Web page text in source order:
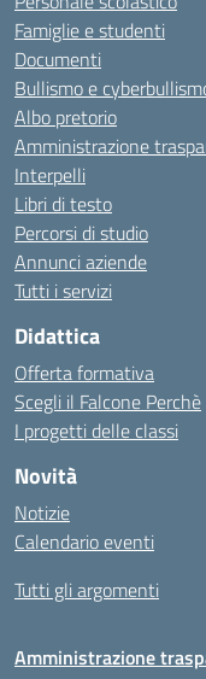
Famiglie e studenti
Documenti
Bullismo e
Albo pretorio
Amministrazione
Interpelli
Libri di testo
Percorsi di studio
Annunci aziende
Tutti i servizi
Didattica
Offerta formativa
Scegli il Falcone Perchè
I progetti delle classi
Novità
Notizie
Calendario eventi
Tutti gli argomenti
Amministrazione